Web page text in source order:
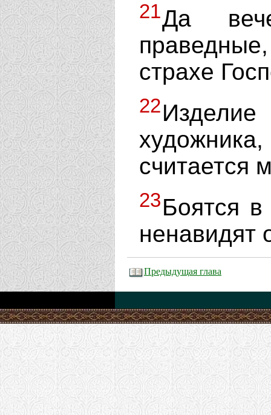
21Да
страхе
22
считается
23Боятся в
ненавидят
Предыдущая глава